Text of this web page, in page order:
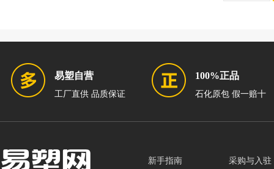
易塑自营
工厂直供 品质保证
100%正品
石化原包 假一赔十
新手指南 采购与入驻